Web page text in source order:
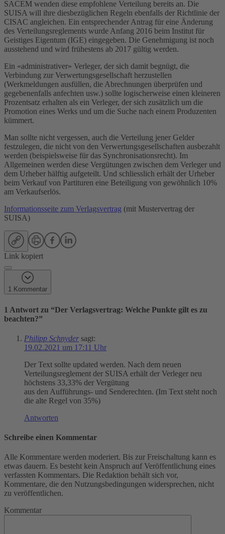
SACEM wenden diese empfohlene Verteilung bereits an. Die
SUISA will ihre diesbezüglichen Regeln ebenfalls der Richtlinie der
CISAC angleichen. Ein entsprechender Antrag für eine Änderung
des Verteilungsreglements wurde Anfang 2016 beim Institut für
Geistiges Eigentum (IGE) eingegeben. Die Genehmigung ist noch
ausstehend und wird frühestens ab 2017 gültig werden.
Ein «administrativer» Verleger, der sich damit begnügt, die
Verbindung zur Verwertungsgesellschaft herzustellen
(Werkmeldungen ausfüllen, die Abrechnungen überprüfen und
gegebenenfalls anfechten usw.) sollte logischerweise einen kleineren
Prozentsatz erhalten als ein Verleger, der sich zusätzlich um die
Promotion eines Werks und um die Suche nach einem Produzenten
kümmert.
Man sollte nicht vergessen, auch die Verteilung jener Gelder
festzulegen, die nicht von den Verwertungsgesellschaften ausbezahlt
werden (beispielsweise für das Synchronisationsrecht). Im
Allgemeinen werden diese Vergütungen zwischen dem Verleger und
dem Urheber hälftig aufgeteilt. Und schliesslich erhält der Urheber
beim Verkauf von Partituren eine Beteiligung von gewöhnlich 10%
am Verkaufserlös.
Informationsseite zum Verlagsvertrag (mit Mustervertrag der
SUISA)
Link kopiert
1 Kommentar
1 Antwort zu “Der Verlagsvertrag: Welche Punkte gilt es zu
beachten?”
Philipp Schnyder sagt:
19.02.2021 um 17:11 Uhr
Der Text sollte updated werden. Nach dem neuen
Verteilungsreglement der SUISA erhält der Verleger neu
höchstens 33,33% der Vergütung
aus den Aufführungs- und Senderechten. (Im Text steht noch
die alte Regel von 35%)
Antworten
Schreibe einen Kommentar
Alle Kommentare werden moderiert. Bis zur Freischaltung kann es
etwas dauern. Es besteht kein Anspruch auf Veröffentlichung eines
verfassten Kommentars. Die Redaktion behält sich vor,
Kommentare, die den Nutzungsbedingungen widersprechen, nicht
zu veröffentlichen.
Kommentar